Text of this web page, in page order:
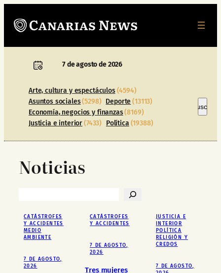
contenido
7 de agosto de 2026
Arte, cultura y espectáculos(4594)
Asuntos sociales(5298) Deporte(13113)
Economía, negocios y finanzas(8169)
Justicia e interior(7433) Política (19388)
Buscar
Noticias
CATÁSTROFES
Y ACCIDENTES
MEDIO
AMBIENTE
7 DE AGOSTO,
2026
CATÁSTROFES
Y ACCIDENTES
7 DE AGOSTO,
2026
Tres mujeres
JUSTICIA E
INTERIOR
POLÍTICA
RELIGIÓN Y
CREDOS
7 DE AGOSTO,